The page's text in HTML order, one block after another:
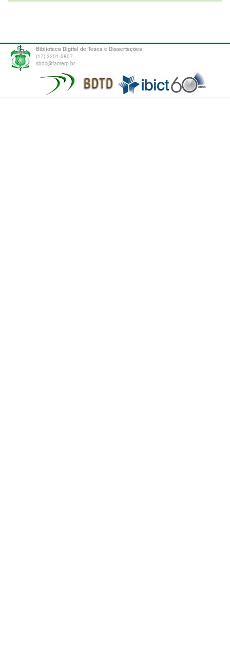
Biblioteca Digital de Teses e Dissertações
(17) 3201-5807
sbdc@famerp.br